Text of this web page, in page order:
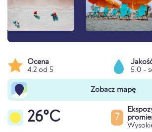
Ocena
4.2 od 5
5.0 -
Zobacz mapę
26°C 7